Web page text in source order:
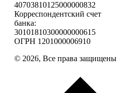
40703810125000000832
Корреспондентский счет
банка:
30101810300000000615
ОГРН 1201000006910
© 2026, Все права защищены